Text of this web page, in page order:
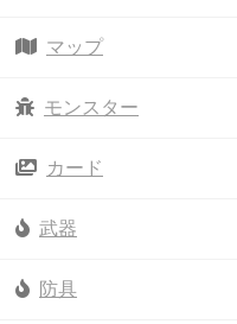
マップ
モンスター
カード
武器
防具